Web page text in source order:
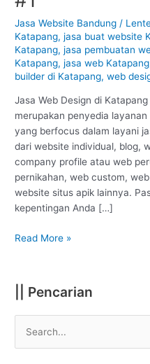
Jasa Website Bandung /
Katapang,jasa buat website
Katapang,jasa pembuatan
Katapang,jasa web Katapang
builder di Katapang,web
Jasa Web Design di
merupakan penyedia
yang berfocus dalam layani
dari website individual, blog,
company profile atau web
pernikahan, web custom,
website situs apik lainnya.
kepentingan Anda […]
Katapang
–
Bandung
:
Murah
Berkualitas
#1
Read More »
|| Pencarian